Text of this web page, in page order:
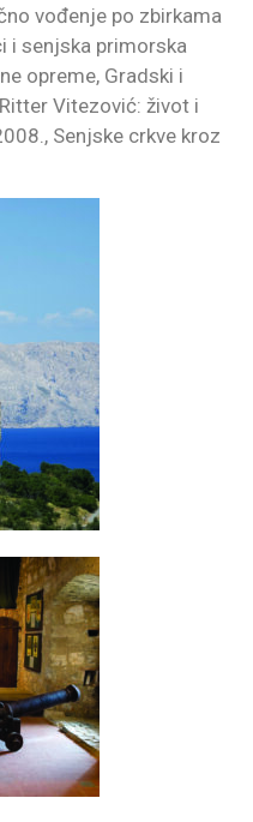
vođenje po zbirkama
i senjska primorska
opreme, Gradski i
Vitezović: život i
Senjske crkve kroz